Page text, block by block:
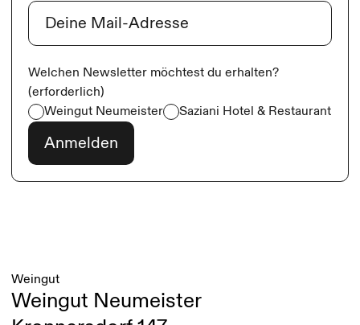
E-Mail
Welchen Newsletter möchtest du erhalten?
(erforderlich)
Weingut Neumeister
Saziani Hotel & Restaurant
Weingut
Weingut Neumeister